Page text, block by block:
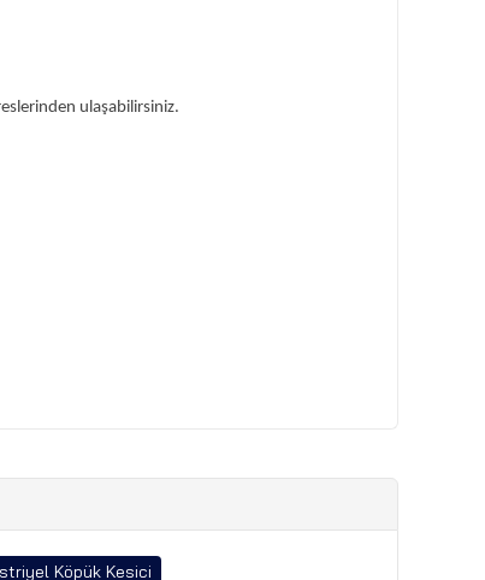
ulaşabilirsiniz.
Köpük Kesici